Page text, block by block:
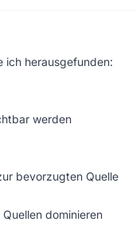
ich herausgefunden:
werden
bevorzugten Quelle
dominieren